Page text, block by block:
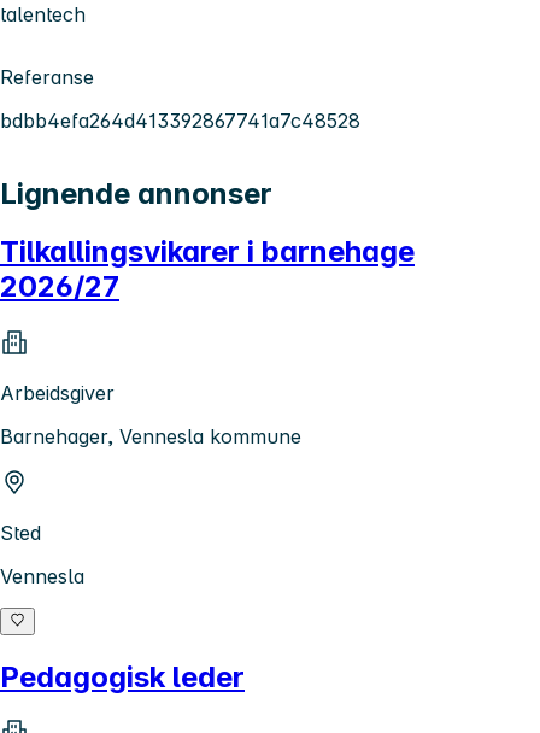
talentech
Referanse
bdbb4efa264d413392867741a7c48528
Lignende annonser
Tilkallingsvikarer i barnehage
2026/27
Arbeidsgiver
Barnehager, Vennesla kommune
Sted
Vennesla
Pedagogisk leder